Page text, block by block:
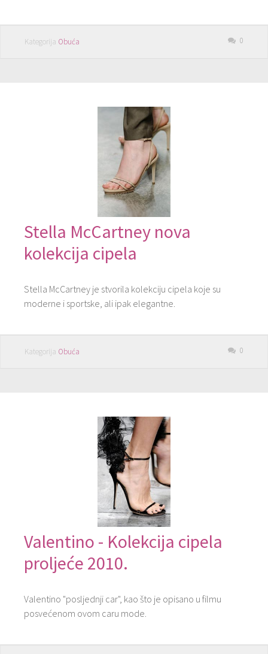
Kategorija Obuća 0
Stella McCartney nova
kolekcija cipela
Stella McCartney je stvorila kolekciju cipela koje su
moderne i sportske, ali ipak elegantne.
Kategorija Obuća 0
Valentino - Kolekcija cipela
proljeće 2010.
Valentino "posljednji car", kao što je opisano u filmu
posvećenom ovom caru mode.